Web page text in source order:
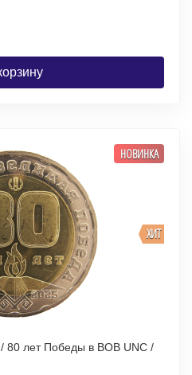
ХИТ
НОВИНКА
/ 80 лет Победы в ВОВ UNC /